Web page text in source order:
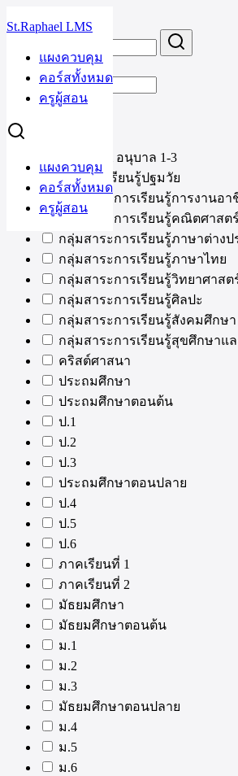
to
St.Raphael LMS
แผงควบคุม
คอร์สทั้งหมด
ครูผู้สอน
แผงควบคุม
คอร์สทั้งหมด
ครูผู้สอน
Search
หมวดหมู่
Nursery & อนุบาล 1-3
กลุ่มการเรียนรู้ปฐมวัย
กลุ่มสาระการเรียนรู้การงานอา
กลุ่มสาระการเรียนรู้คณิตศาสตร์
กลุ่มสาระการเรียนรู้ภาษาต่างป
กลุ่มสาระการเรียนรู้ภาษาไทย
กลุ่มสาระการเรียนรู้วิทยาศาสต
กลุ่มสาระการเรียนรู้ศิลปะ
กลุ่มสาระการเรียนรู้สังคมศึกษ
กลุ่มสาระการเรียนรู้สุขศึกษาแ
คริสต์ศาสนา
ประถมศึกษา
ประถมศึกษาตอนต้น
ป.1
ป.2
ป.3
ประถมศึกษาตอนปลาย
ป.4
ป.5
ป.6
ภาคเรียนที่ 1
ภาคเรียนที่ 2
มัธยมศึกษา
มัธยมศึกษาตอนต้น
ม.1
ม.2
ม.3
มัธยมศึกษาตอนปลาย
ม.4
ม.5
ม.6